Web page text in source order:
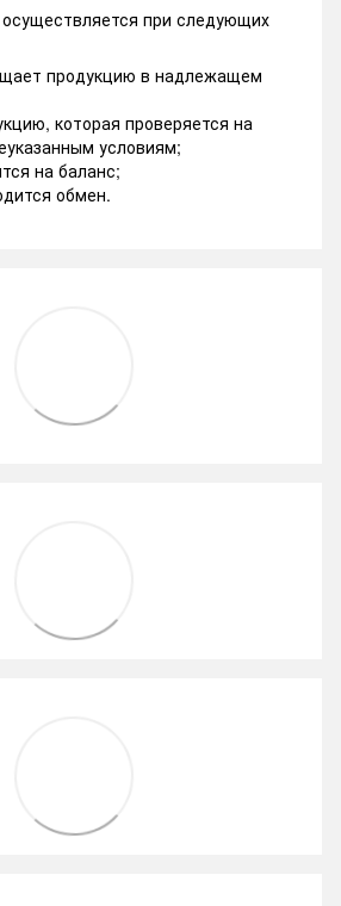
при следующих
продукцию в надлежащем
которая проверяется на
условиям;
на баланс;
обмен.